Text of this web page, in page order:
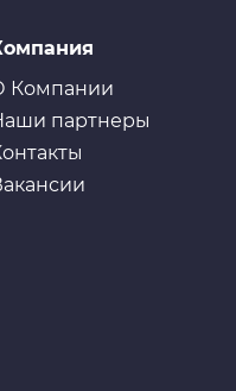
Компании
партнеры